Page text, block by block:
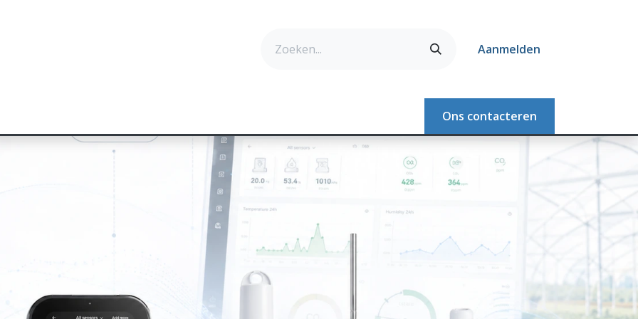
Aanmelden
Ons contacteren